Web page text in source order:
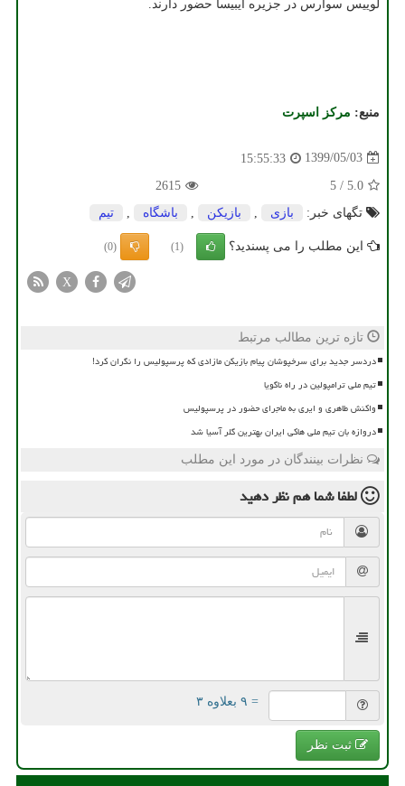
لوییس سوارس در جزیره ایبیسا حضور دارند.
منبع: مركز اسپرت
1399/05/03
15:55:33
5.0
/
5
2615
تگهای خبر:
بازی بازیكن باشگاه تیم
این مطلب را می پسندید؟ (1)
(0)
X
تازه ترین مطالب مرتبط
دردسر جدید برای سرخپوشان پیام بازیکن مازادی که پرسپولیس را نگران کرد!
تیم ملی ترامپولین در راه ناگویا
واکنش طاهری و ایری به ماجرای حضور در پرسپولیس
دروازه بان تیم ملی هاکی ایران بهترین گلر آسیا شد
نظرات بینندگان در مورد این مطلب
لطفا شما همنظر دهید
= ۹ بعلاوه ۳
ثبت نظر